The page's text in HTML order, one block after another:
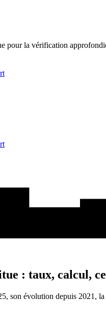
pour la vérification
: taux, calcul,
son évolution depuis 2021,